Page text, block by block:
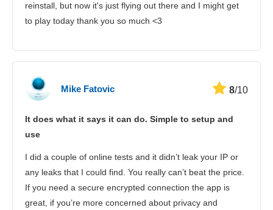
reinstall, but now it's just flying out there and I might get
to play today thank you so much <3
Mike Fatovic 8/10
It does what it says it can do. Simple to setup and
use
I did a couple of online tests and it didn’t leak your IP or
any leaks that I could find. You really can’t beat the price.
If you need a secure encrypted connection the app is
great, if you’re more concerned about privacy and